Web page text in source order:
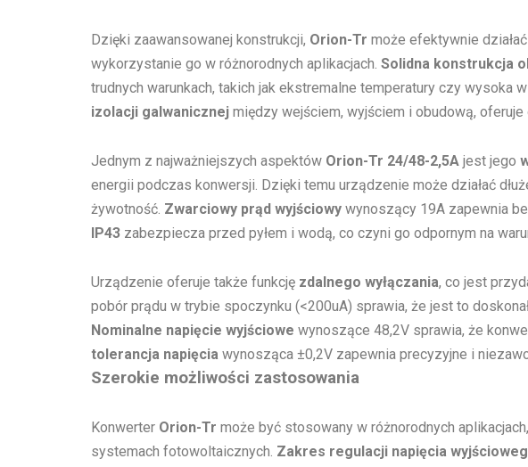
Dzięki zaawansowanej konstrukcji, Orion-Tr może efektywnie
wykorzystanie go w różnorodnych aplikacjach. Solidna konstrukcja
trudnych warunkach, takich jak ekstremalne temperatury czy
izolacji galwanicznej między wejściem, wyjściem i obudową,
Jednym z najważniejszych aspektów Orion-Tr 24/48-2,5A jest jego
energii podczas konwersji. Dzięki temu urządzenie może działać
żywotność. Zwarciowy prąd wyjściowy wynoszący 19A zapewnia
IP43 zabezpiecza przed pyłem i wodą, co czyni go odpornym na
Urządzenie oferuje także funkcję zdalnego wyłączania, co jest
pobór prądu w trybie spoczynku (<200uA) sprawia, że jest to
Nominalne napięcie wyjściowe wynoszące 48,2V sprawia, że
tolerancja napięcia wynosząca ±0,2V zapewnia precyzyjne i
Szerokie możliwości zastosowania
Konwerter Orion-Tr może być stosowany w różnorodnych
systemach fotowoltaicznych. Zakres regulacji napięcia